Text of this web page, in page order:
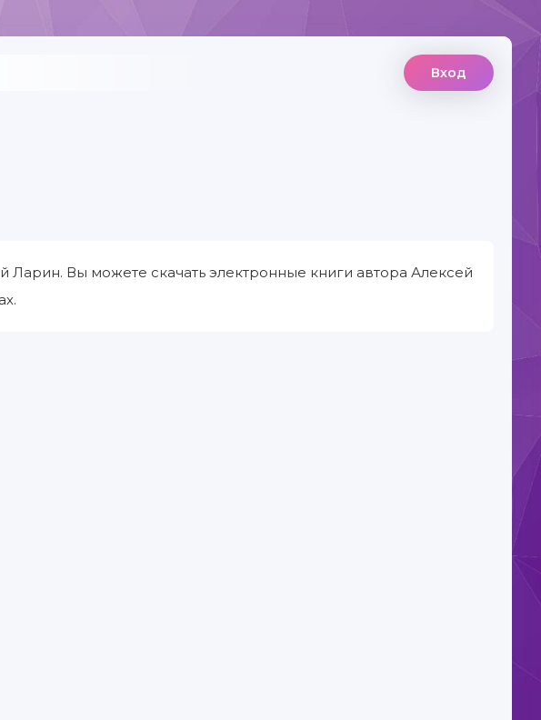
Вход
Ларин. Вы можете скачать электронные книги автора Алексей